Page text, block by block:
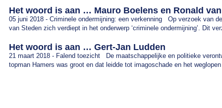
Het woord is aan … Mauro Boelens en Ronald
05 juni 2018 - Criminele ondermijning: een verkenning Op verzoek van
van Steden zich verdiept in het onderwerp ‘criminele ondermijning’. Dit
Het woord is aan … Gert-Jan Ludden
21 maart 2018 - Falend toezicht De maatschappelijke en politieke
topman Hamers was groot en dat leidde tot imagoschade en het